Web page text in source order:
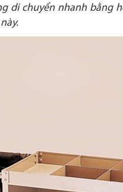
di chuyển nhanh bằng